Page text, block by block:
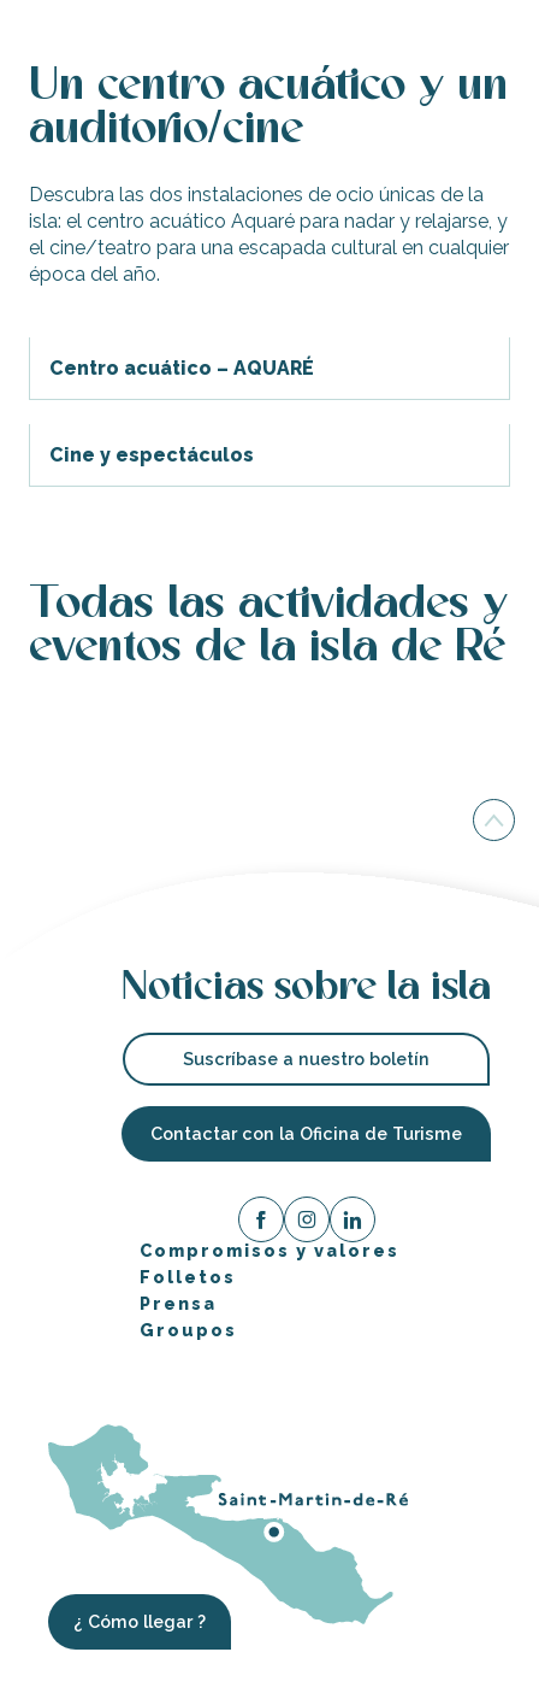
Un centro acuático y un
auditorio/cine
Descubra las dos instalaciones de ocio únicas de la
isla: el centro acuático Aquaré para nadar y relajarse, y
el cine/teatro para una escapada cultural en cualquier
época del año.
Centro acuático – AQUARÉ
Cine y espectáculos
Todas las actividades y
eventos de la isla de Ré
Noticias sobre la isla
Suscríbase a nuestro boletín
Contactar con la Oficina de Turisme
Compromisos y valores
Folletos
Prensa
Groupos
¿ Cómo llegar ?